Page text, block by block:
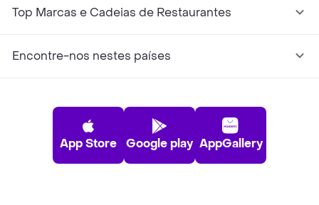
Top Marcas e Cadeias de Restaurantes
Encontre-nos nestes países
App Store Google play AppGallery